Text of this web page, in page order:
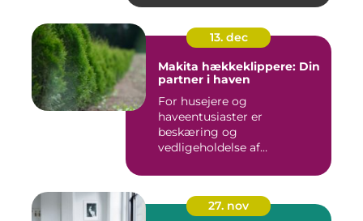
13. dec
Makita hækkeklippere: Din
partner i haven
For husejere og
haveentusiaster er
beskæring og
vedligeholdelse af
27. nov